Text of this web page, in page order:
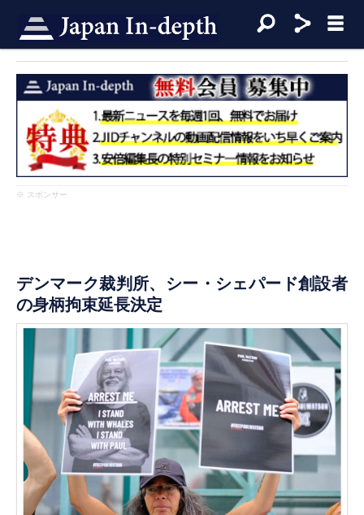
※ スポンサー
デンマーク裁判所、シー・シェパード創設者
の身柄拘束延長決定